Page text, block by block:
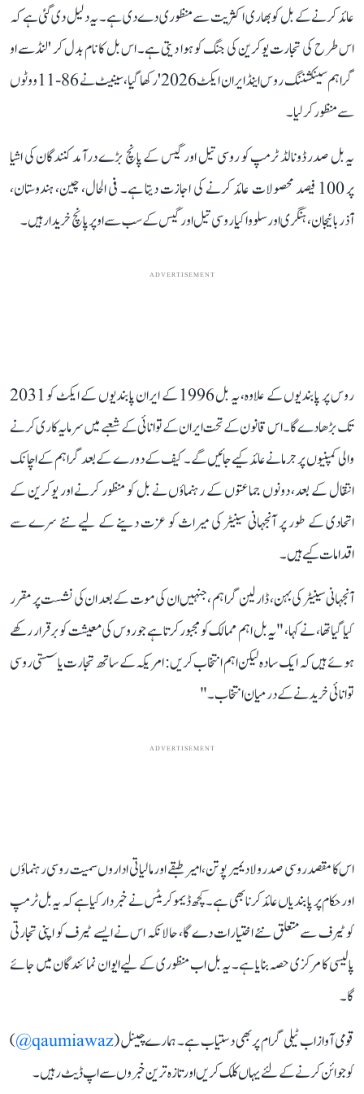
عائد کرنے کے بل کو بھاری اکثریت سے منظوری دے دی ہے۔ یہ دلیل دی گئی ہے کہ
اس طرح کی تجارت یوکرین کی جنگ کو ہوا دیتی ہے۔ اس بل کا نام بدل کر 'لنڈسے او
گراہم سینکشننگ روس اینڈ ایران ایکٹ 2026' رکھا گیا، سینیٹ نے 86-11 ووٹوں
سے منظور کر لیا۔
یہ بل صدر ڈونالڈ ٹرمپ کو روسی تیل اور گیس کے پانچ بڑے درآمد کنندگان کی اشیا
پر 100 فیصد محصولات عائد کرنے کی اجازت دیتا ہے۔ فی الحال، چین، ہندوستان،
آذربائیجان، ہنگری اور سلوواکیا روسی تیل اور گیس کے سب سے اوپر پانچ خریدار ہیں۔
ADVERTISEMENT
روس پر پابندیوں کے علاوہ، یہ بل 1996 کے ایران پابندیوں کے ایکٹ کو 2031
تک بڑھا دے گا۔ اس قانون کے تحت ایران کے توانائی کے شعبے میں سرمایہ کاری کرنے
والی کمپنیوں پر جرمانے عائد کیے جائیں گے۔ کیف کے دورے کے بعد گراہم کے اچانک
انتقال کے بعد، دونوں جماعتوں کے رہنماؤں نے بل کو منظور کرنے اور یوکرین کے
اتحادی کے طور پر آنجہانی سینیٹر کی میراث کو عزت دینے کے لیے نئے سرے سے
اقدامات کیے ہیں۔
آنجہانی سینیٹر کی بہن، ڈارلین گراہم ،جنہیں ان کی موت کے بعد ان کی نشست پر مقرر
کیا گیا تھا، نے کہا، "یہ بل اہم ممالک کو مجبور کرتا ہے جو روس کی معیشت کو برقرار رکھے
ہوئے ہیں کہ ایک سادہ لیکن اہم انتخاب کریں: امریکہ کے ساتھ تجارت یا سستی روسی
توانائی خریدنے کے درمیان انتخاب۔"
ADVERTISEMENT
اس کا مقصد روسی صدر ولادیمیر پوتن، امیر طبقے اور مالیاتی اداروں سمیت روسی رہنماؤں
اور حکام پر پابندیاں عائد کرنا بھی ہے۔ کچھ ڈیموکریٹس نے خبردار کیا ہے کہ یہ بل ٹرمپ
کو ٹیرف سے متعلق نئے اختیارات دے گا، حالانکہ اس نے ایسے ٹیرف کو اپنی تجارتی
پالیسی کا مرکزی حصہ بنایا ہے۔ یہ بل اب منظوری کے لیے ایوان نمائندگان میں جائے
گا۔
قومی آواز اب ٹیلی گرام پر بھی دستیاب ہے۔ ہمارے چینل (qaumiawaz@
)
کو جوائن کرنے کے لئے یہاں کلک کریں اور تازہ ترین خبروں سے اپ ڈیٹ رہیں۔